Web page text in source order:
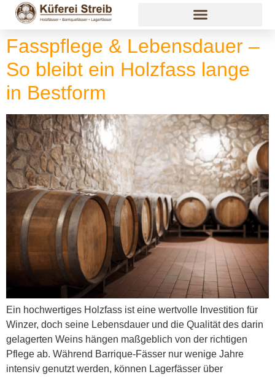
Fasspflege & Lebensdauer –
So bleibt ein Holzfass lange
in Bestform
Ein hochwertiges Holzfass ist eine wertvolle Investition für
Winzer, doch seine Lebensdauer und die Qualität des darin
gelagerten Weins hängen maßgeblich von der richtigen
Pflege ab. Während Barrique-Fässer nur wenige Jahre
intensiv genutzt werden, können Lagerfässer über